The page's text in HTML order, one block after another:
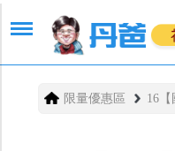
限量優惠區 16【